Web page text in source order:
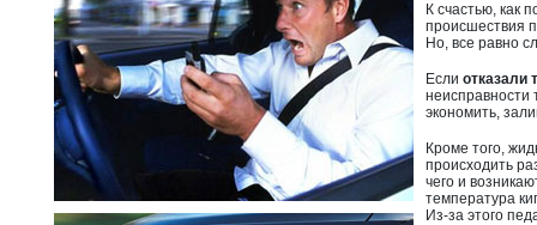
К счастью, как
происшествия
Но, все равно
Если отказали
неисправности
экономить,
Кроме того,
происходить
чего и
температура
Из-за этого